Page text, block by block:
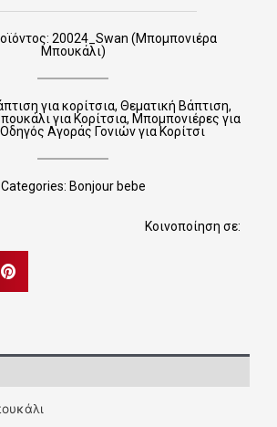
20024_Swan (Μπομπονιέρα
Μπουκάλι)
για κορίτσια, Θεματική Βάπτιση,
για Κορίτσια, Μπομπονιέρες για
Οδηγός Αγοράς Γονιών για Κορίτσι
Categories: Bonjour bebe
Κοινοποίηση σε: